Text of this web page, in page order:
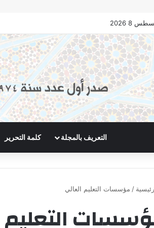
8 2026
التعريف بالمجلة كلمة التحرير
/ مؤسسات التعليم العالي
التعليم